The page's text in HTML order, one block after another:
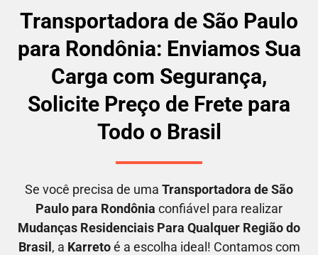
Transportadora de São Paulo
para Rondônia: Enviamos Sua
Carga com Segurança,
Solicite Preço de Frete para
Todo o Brasil
Se você precisa de uma Transportadora de São
Paulo para Rondônia confiável para realizar
Mudanças Residenciais Para Qualquer Região do
Brasil , a Karretoé a escolha ideal! Contamos com